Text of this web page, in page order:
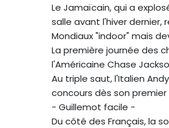
Le Jamaïcain, qui a
salle avant l'hiver
Mondiaux "indoor" mais
La première journée des
l'Américaine Chase
Au triple saut, l'Italien
concours dès son premier
- Guillemot facile -
Du côté des Français, la